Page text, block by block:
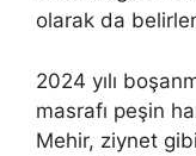
olarak da
2024 yılı
masrafı peşin
Mehir, ziynet